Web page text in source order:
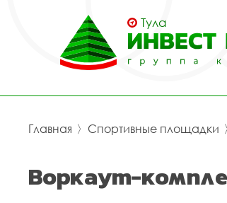
Тула
Главная 〉 Спортивные площадки 〉
Воркаут-